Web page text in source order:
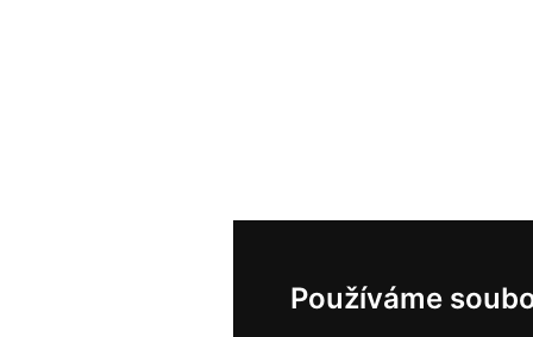
Používáme